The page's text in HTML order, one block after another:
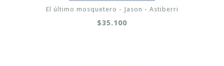
El último mosquetero - Jason - Astiberri
$35.100